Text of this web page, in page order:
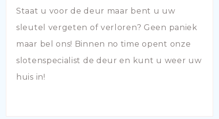
Staat u voor de deur maar bent u uw
sleutel vergeten of verloren? Geen paniek
maar bel ons! Binnen no time opent onze
slotenspecialist de deur en kunt u weer uw
huis in!